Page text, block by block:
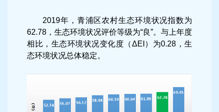
2019年，青浦区农村生态环境状况指数为
62.78，生态环境状况评价等级为“良”。与上年度
相比，生态环境状况变化度（ΔEI）为0.28，生
态环境状况总体稳定。